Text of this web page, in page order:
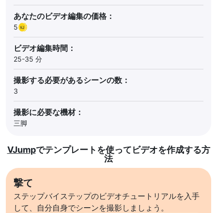
あなたのビデオ編集の価格：
5
ビデオ編集時間：
25-35 分
撮影する必要があるシーンの数：
3
撮影に必要な機材：
三脚
VJumpでテンプレートを使ってビデオを作成する方
法
撃て
ステップバイステップのビデオチュートリアルを入手
して、自分自身でシーンを撮影しましょう。